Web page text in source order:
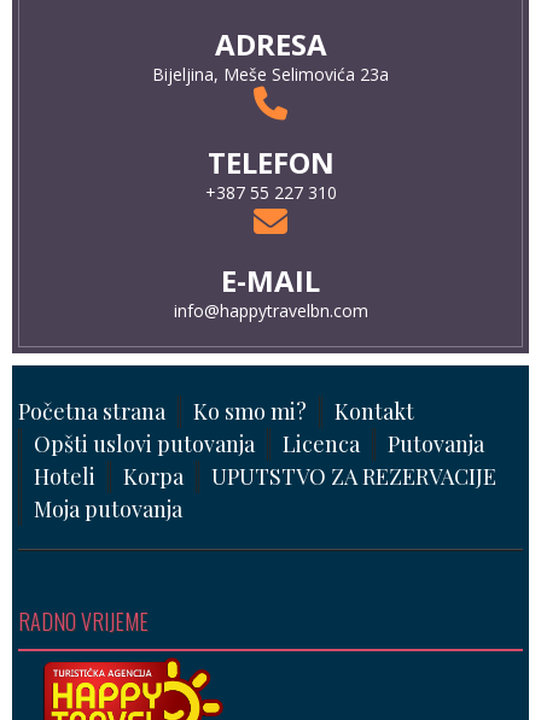
ADRESA
Bijeljina, Meše Selimovića 23a
TELEFON
+387 55 227 310
E-MAIL
info@happytravelbn.com
Početna strana Ko smo mi?
Kontakt
Opšti uslovi putovanja
Licenca
Putovanja
Hoteli
Korpa
UPUTSTVO ZA REZERVACIJE
Moja putovanja
RADNO VRIJEME